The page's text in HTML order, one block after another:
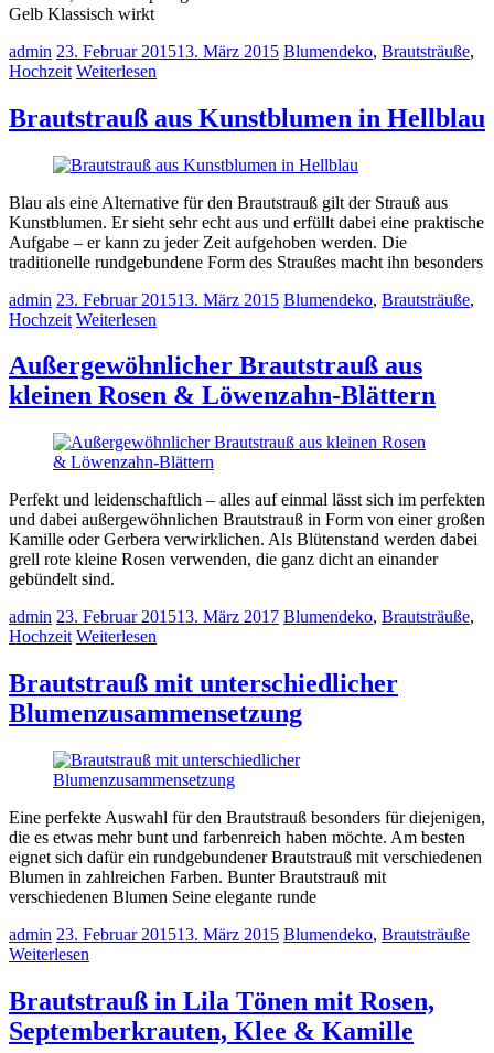
Gelb Klassisch wirkt
admin 23. Februar 201513. März 2015 Blumendeko, Brautsträuße,
Hochzeit Weiterlesen
Brautstrauß aus Kunstblumen in Hellblau
Blau als eine Alternative für den Brautstrauß gilt der Strauß aus
Kunstblumen. Er sieht sehr echt aus und erfüllt dabei eine praktische
Aufgabe – er kann zu jeder Zeit aufgehoben werden. Die
traditionelle rundgebundene Form des Straußes macht ihn besonders
admin 23. Februar 201513. März 2015 Blumendeko, Brautsträuße,
Hochzeit Weiterlesen
Außergewöhnlicher Brautstrauß aus
kleinen Rosen & Löwenzahn-Blättern
Perfekt und leidenschaftlich – alles auf einmal lässt sich im perfekten
und dabei außergewöhnlichen Brautstrauß in Form von einer großen
Kamille oder Gerbera verwirklichen. Als Blütenstand werden dabei
grell rote kleine Rosen verwenden, die ganz dicht an einander
gebündelt sind.
admin 23. Februar 201513. März 2017 Blumendeko, Brautsträuße,
Hochzeit Weiterlesen
Brautstrauß mit unterschiedlicher
Blumenzusammensetzung
Eine perfekte Auswahl für den Brautstrauß besonders für diejenigen,
die es etwas mehr bunt und farbenreich haben möchte. Am besten
eignet sich dafür ein rundgebundener Brautstrauß mit verschiedenen
Blumen in zahlreichen Farben. Bunter Brautstrauß mit
verschiedenen Blumen Seine elegante runde
admin 23. Februar 201513. März 2015 Blumendeko, Brautsträuße
Weiterlesen
Brautstrauß in Lila Tönen mit Rosen,
Septemberkrauten, Klee & Kamille